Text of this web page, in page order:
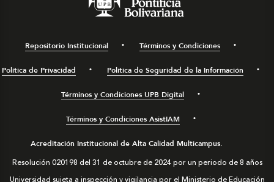
Repositorio Institucional Términos y Condiciones
Política de Privacidad Política de Seguridad de la Información
Términos y Condiciones UPB Digital
Términos y Condiciones AsistIAM
Acreditación Institucional de Alta Calidad Multicampus.
Resolución 020198 del 31 de octubre de 2024 por un periodo de 8 años